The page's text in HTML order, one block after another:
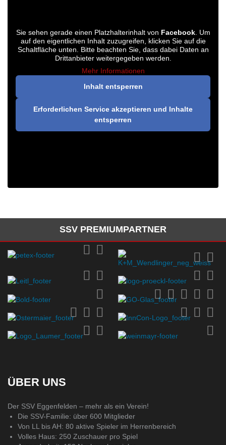
Sie sehen gerade einen Platzhalterinhalt von Facebook. Um
auf den eigentlichen Inhalt zuzugreifen, klicken Sie auf die
Schaltfläche unten. Bitte beachten Sie, dass dabei Daten an
Drittanbieter weitergegeben werden.
Mehr Informationen
Inhalt entsperren
Erforderlichen Service akzeptieren und Inhalte
entsperren
SSV PREMIUMPARTNER
ÜBER UNS
Der SSV Eggenfelden – mehr als ein Verein!
Die SSV-Familie: über 600 Mitglieder
Von LL bis AH: 80 aktive Spieler im Herrenbereich
Volles Haus: 250 Zuschauer pro Spiel